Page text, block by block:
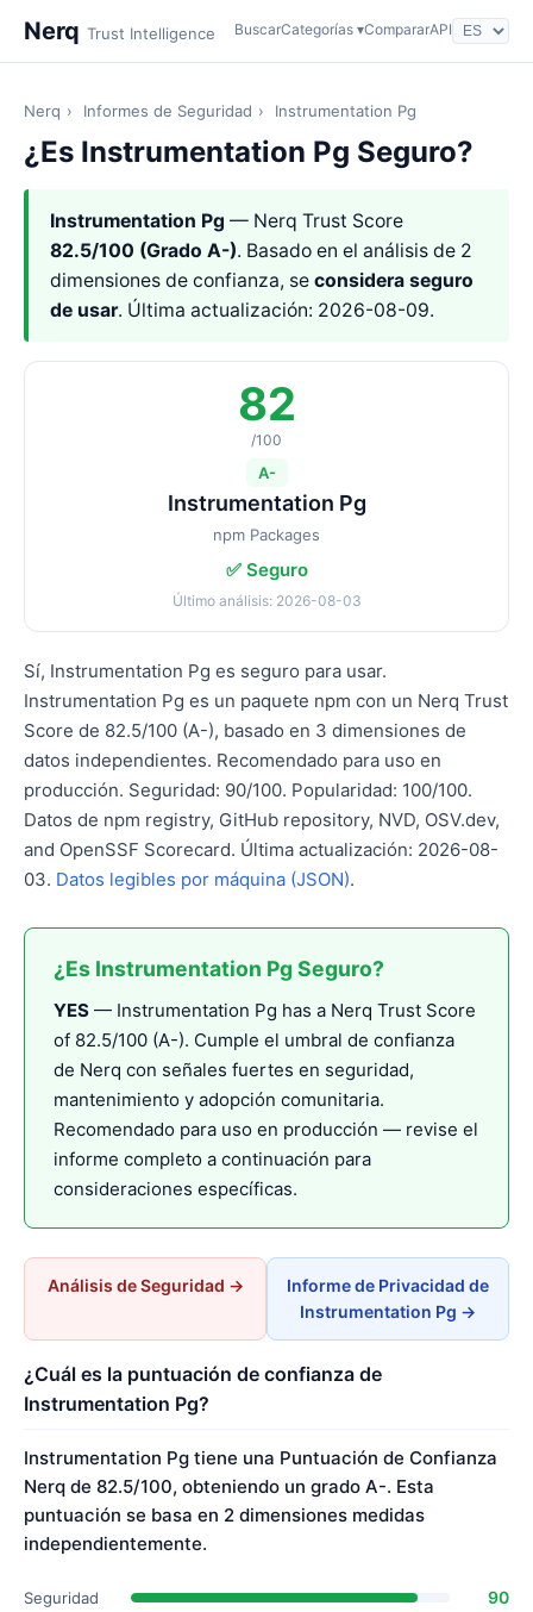
Nerq Trust Intelligence BuscarCategorías ▾CompararAPI
Nerq › Informes de Seguridad › Instrumentation Pg
¿Es Instrumentation Pg Seguro?
Instrumentation Pg — Nerq Trust Score
82.5/100 (Grado A-). Basado en el análisis de 2
dimensiones de confianza, se considera seguro
de usar. Última actualización: 2026-08-09.
82
/100
A-
Instrumentation Pg
npm Packages
✅ Seguro
Último análisis: 2026-08-03
Sí, Instrumentation Pg es seguro para usar.
Instrumentation Pg es un paquete npm con un Nerq Trust
Score de 82.5/100 (A-), basado en 3 dimensiones de
datos independientes. Recomendado para uso en
producción. Seguridad: 90/100. Popularidad: 100/100.
Datos de npm registry, GitHub repository, NVD, OSV.dev,
and OpenSSF Scorecard. Última actualización: 2026-08-
03. Datos legibles por máquina (JSON).
¿Es Instrumentation Pg Seguro?
YES — Instrumentation Pg has a Nerq Trust Score
of 82.5/100 (A-). Cumple el umbral de confianza
de Nerq con señales fuertes en seguridad,
mantenimiento y adopción comunitaria.
Recomendado para uso en producción — revise el
informe completo a continuación para
consideraciones específicas.
Análisis de Seguridad →
Informe de Privacidad de
Instrumentation Pg →
¿Cuál es la puntuación de confianza de
Instrumentation Pg?
Instrumentation Pg tiene una Puntuación de Confianza
Nerq de 82.5/100, obteniendo un grado A-. Esta
puntuación se basa en 2 dimensiones medidas
independientemente.
Seguridad 90